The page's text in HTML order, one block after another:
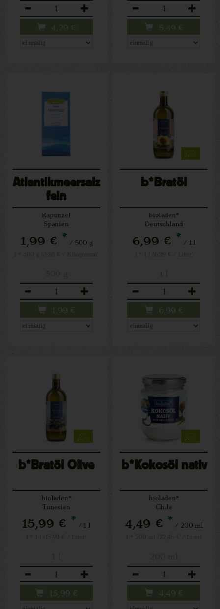
4,29 € 5,49 €
Atlantikmeersalz
fein
Rapunzel
Spanien
1,99 € * / 500 g
1,99 €
b*Bratöl
bioladen*
Deutschland
6,99 € * / 1 l
6,99 €
b*Bratöl Olive
bioladen*
Tunesien
15,99 € * / 1 l
15,99 €
b*Kokosöl nativ
bioladen*
Chile
4,49 € * / 200 ml
4,49 €